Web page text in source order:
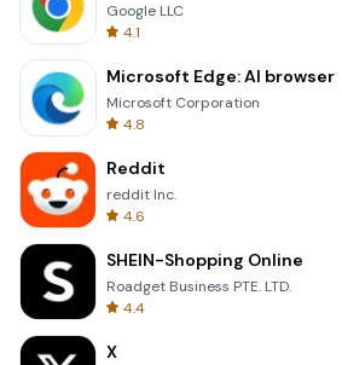
Google LLC
4.1
Microsoft Edge: AI browser
Microsoft Corporation
4.8
Reddit
reddit Inc.
4.6
SHEIN-Shopping Online
Roadget Business PTE. LTD.
4.4
X